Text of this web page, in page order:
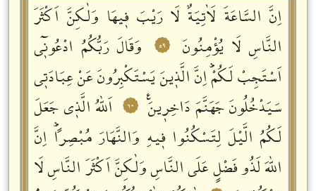
اِنَّ السَّاعَةَ لَاٰتِيَةٌ لَا رَيْبَ فٖيهَا وَلٰكِنَّ اَكْثَرَ
النَّاسِ لَا يُؤْمِنُونَ
٥٩
وَقَالَ رَبُّكُمُ ادْعُونٖٓي
اَسْتَجِبْ لَكُمْؕ اِنَّ الَّذٖينَ يَسْتَكْبِرُونَ عَنْ عِبَادَتٖي
سَيَدْخُلُونَ جَهَنَّمَ دَاخِرٖينَࣖ
٦٠
اَللّٰهُ الَّذٖي جَعَلَ
لَكُمُ الَّيْلَ لِتَسْكُنُوا فٖيهِ وَالنَّهَارَ مُبْصِراًؕ اِنَّ
اللّٰهَ لَذُو فَضْلٍ عَلَى النَّاسِ وَلٰكِنَّ اَكْثَرَ النَّاسِ لَا